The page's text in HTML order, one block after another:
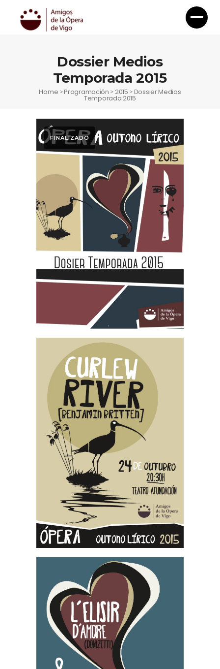
Dossier Medios
Temporada 2015
Home >Programación > 2015 >Dossier Medios
Temporada 2015
FINALIZADO